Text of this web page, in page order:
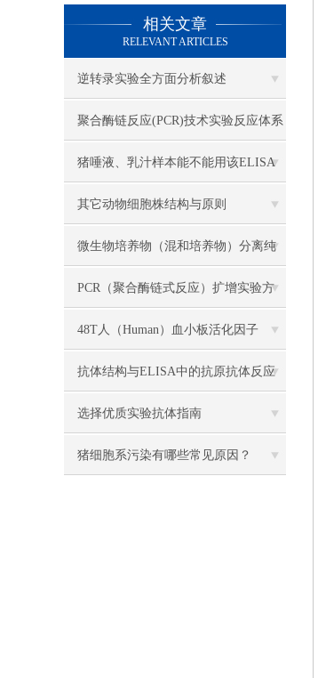
相关文章
RELEVANT ARTICLES
逆转录实验全方面分析叙述
聚合酶链反应(PCR)技术实验反应体系
各组份解析
猪唾液、乳汁样本能不能用该ELISA
试剂盒检测？
其它动物细胞株结构与原则
微生物培养物（混和培养物）分离纯
化主要方法介绍
PCR（聚合酶链式反应）扩增实验方
法详述
48T人（Human）血小板活化因子
（PAF） ELISA 检测试剂盒说明书
抗体结构与ELISA中的抗原抗体反应
解读
选择优质实验抗体指南
猪细胞系污染有哪些常见原因？